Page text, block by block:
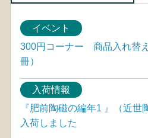
イベント
300円コーナー 商品入れ替
冊）
入荷情報
『肥前陶磁の編年1 』（近
入荷しました